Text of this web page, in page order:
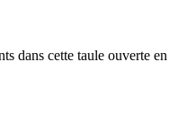
dans cette taule ouverte en